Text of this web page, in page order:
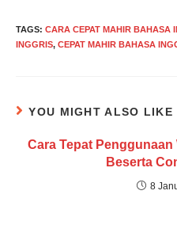
TAGS: CARA CEPAT MAHIR BAHASA
INGGRIS, CEPAT MAHIR BAHASA
YOU MIGHT ALSO LIKE
Cara Tepat
Beserta
8